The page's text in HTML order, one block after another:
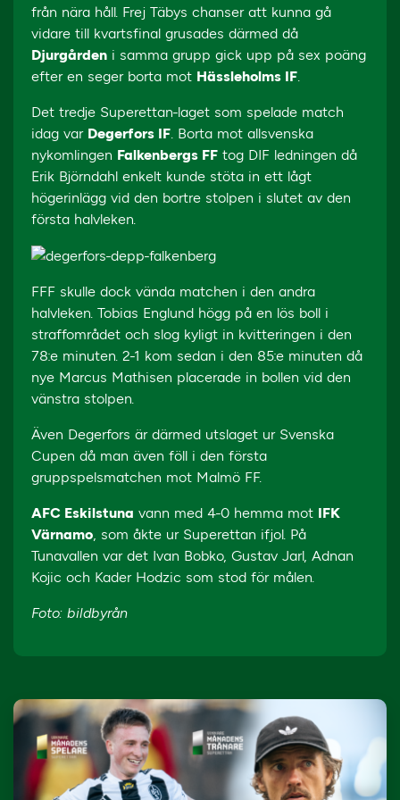
från nära håll. Frej Täbys chanser att kunna gå
vidare till kvartsfinal grusades därmed då
Djurgården i samma grupp gick upp på sex poäng
efter en seger borta mot Hässleholms IF.
Det tredje Superettan-laget som spelade match
idag var Degerfors IF. Borta mot allsvenska
nykomlingen Falkenbergs FF tog DIF ledningen då
Erik Björndahl enkelt kunde stöta in ett lågt
högerinlägg vid den bortre stolpen i slutet av den
första halvleken.
FFF skulle dock vända matchen i den andra
halvleken. Tobias Englund högg på en lös boll i
straffområdet och slog kyligt in kvitteringen i den
78:e minuten. 2-1 kom sedan i den 85:e minuten då
nye Marcus Mathisen placerade in bollen vid den
vänstra stolpen.
Även Degerfors är därmed utslaget ur Svenska
Cupen då man även föll i den första
gruppspelsmatchen mot Malmö FF.
AFC Eskilstuna vann med 4-0 hemma mot IFK
Värnamo, som åkte ur Superettan ifjol. På
Tunavallen var det Ivan Bobko, Gustav Jarl, Adnan
Kojic och Kader Hodzic som stod för målen.
Foto: bildbyrån